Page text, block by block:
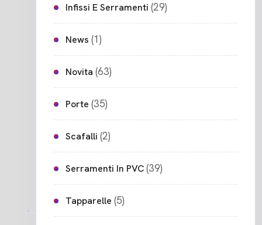
Infissi E Serramenti (29)
News (1)
Novita (63)
Porte (35)
Scafalli (2)
Serramenti In PVC(39)
Tapparelle (5)